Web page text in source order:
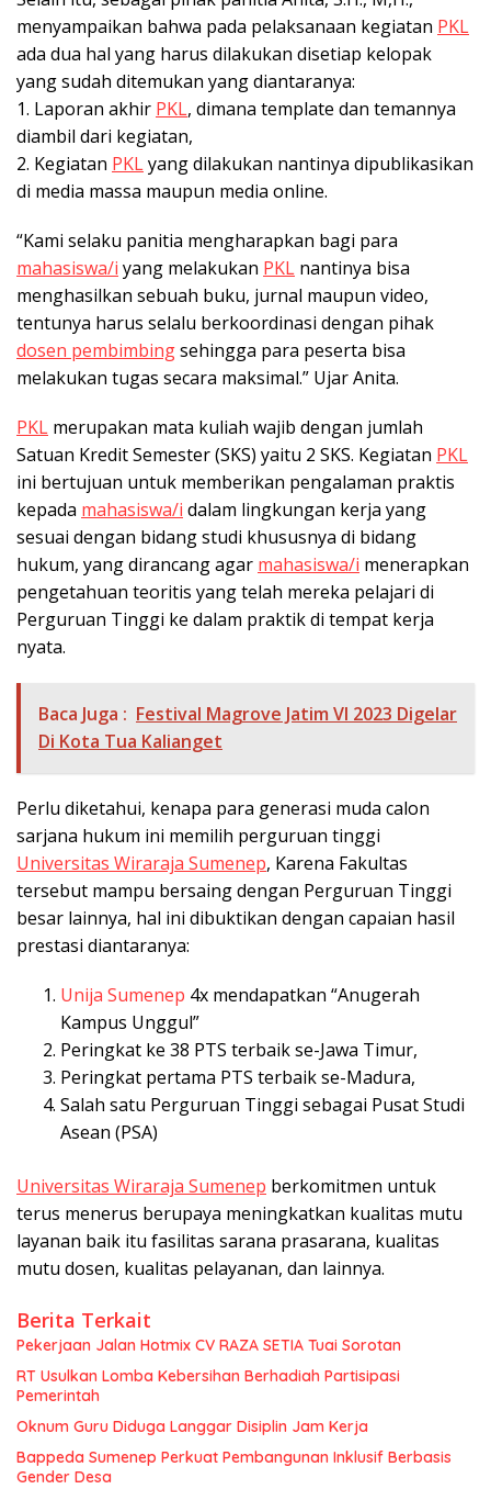
menyampaikan bahwa pada pelaksanaan kegiatan PKL
ada dua hal yang harus dilakukan disetiap kelopak
yang sudah ditemukan yang diantaranya:
1. Laporan akhir PKL, dimana template dan temannya
diambil dari kegiatan,
2. Kegiatan PKLyang dilakukan nantinya dipublikasikan
di media massa maupun media online.
“Kami selaku panitia mengharapkan bagi para
mahasiswa/i yang melakukan PKL nantinya bisa
menghasilkan sebuah buku, jurnal maupun video,
tentunya harus selalu berkoordinasi dengan pihak
dosen pembimbingsehingga para peserta bisa
melakukan tugas secara maksimal.” Ujar Anita.
PKL merupakan mata kuliah wajib dengan jumlah
Satuan Kredit Semester (SKS) yaitu 2 SKS. Kegiatan PKL
ini bertujuan untuk memberikan pengalaman praktis
kepada mahasiswa/i dalam lingkungan kerja yang
sesuai dengan bidang studi khususnya di bidang
hukum, yang dirancang agar mahasiswa/i menerapkan
pengetahuan teoritis yang telah mereka pelajari di
Perguruan Tinggi ke dalam praktik di tempat kerja
nyata.
Baca Juga : Festival Magrove Jatim VI 2023 Digelar
Di Kota Tua Kalianget
Perlu diketahui, kenapa para generasi muda calon
sarjana hukum ini memilih perguruan tinggi
Universitas Wiraraja Sumenep, Karena Fakultas
tersebut mampu bersaing dengan Perguruan Tinggi
besar lainnya, hal ini dibuktikan dengan capaian hasil
prestasi diantaranya:
Unija Sumenep 4x mendapatkan “Anugerah
Kampus Unggul”
Peringkat ke 38 PTS terbaik se-Jawa Timur,
Peringkat pertama PTS terbaik se-Madura,
Salah satu Perguruan Tinggi sebagai Pusat Studi
Asean (PSA)
Universitas Wiraraja Sumenep berkomitmen untuk
terus menerus berupaya meningkatkan kualitas mutu
layanan baik itu fasilitas sarana prasarana, kualitas
mutu dosen, kualitas pelayanan, dan lainnya.
Berita Terkait
Pekerjaan Jalan Hotmix CV RAZA SETIA Tuai Sorotan
RT Usulkan Lomba Kebersihan Berhadiah Partisipasi
Pemerintah
Oknum Guru Diduga Langgar Disiplin Jam Kerja
Bappeda Sumenep Perkuat Pembangunan Inklusif Berbasis
Gender Desa